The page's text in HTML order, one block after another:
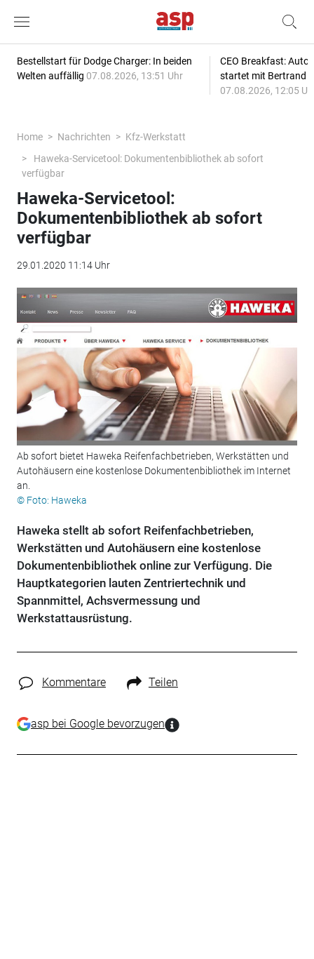
Bestellstart für Dodge Charger: In beiden
Welten auffällig 07.08.2026, 13:51 Uhr
CEO Breakfast:
startet mit Bertrand
07.08.2026, 12:05
Home Nachrichten
Kfz-Werkstatt
Haweka-Servicetool: Dokumentenbibliothek ab sofort
verfügbar
Haweka-Servicetool:
Dokumentenbibliothek ab sofort
verfügbar
29.01.2020 11:14 Uhr
Ab sofort bietet Haweka Reifenfachbetrieben, Werkstätten und
Autohäusern eine kostenlose Dokumentenbibliothek im Internet
an.
© Foto: Haweka
Haweka stellt ab sofort Reifenfachbetrieben,
Werkstätten und Autohäusern eine kostenlose
Dokumentenbibliothek online zur Verfügung. Die
Hauptkategorien lauten Zentriertechnik und
Spannmittel, Achsvermessung und
Werkstattausrüstung.
Kommentare Teilen
asp bei Google bevorzugen